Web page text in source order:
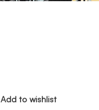
Add to wishlist